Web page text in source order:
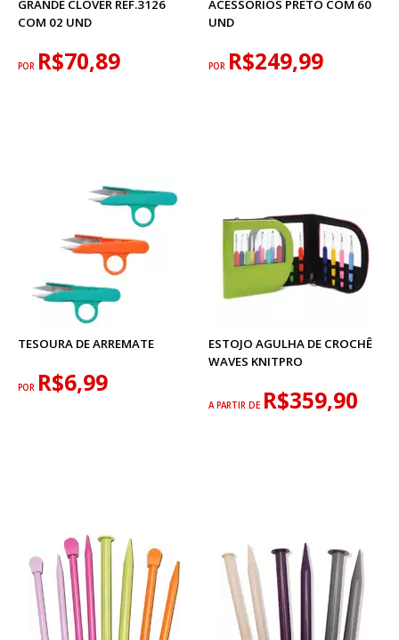
GRANDE CLOVER REF.3126
COM 02 UND
POR R$70,89
ACESSÓRIOS PRETO COM 60
UND
POR R$249,99
TESOURA DE ARREMATE
POR R$6,99
ESTOJO AGULHA DE CROCHÊ
WAVES KNITPRO
A PARTIR DE R$359,90